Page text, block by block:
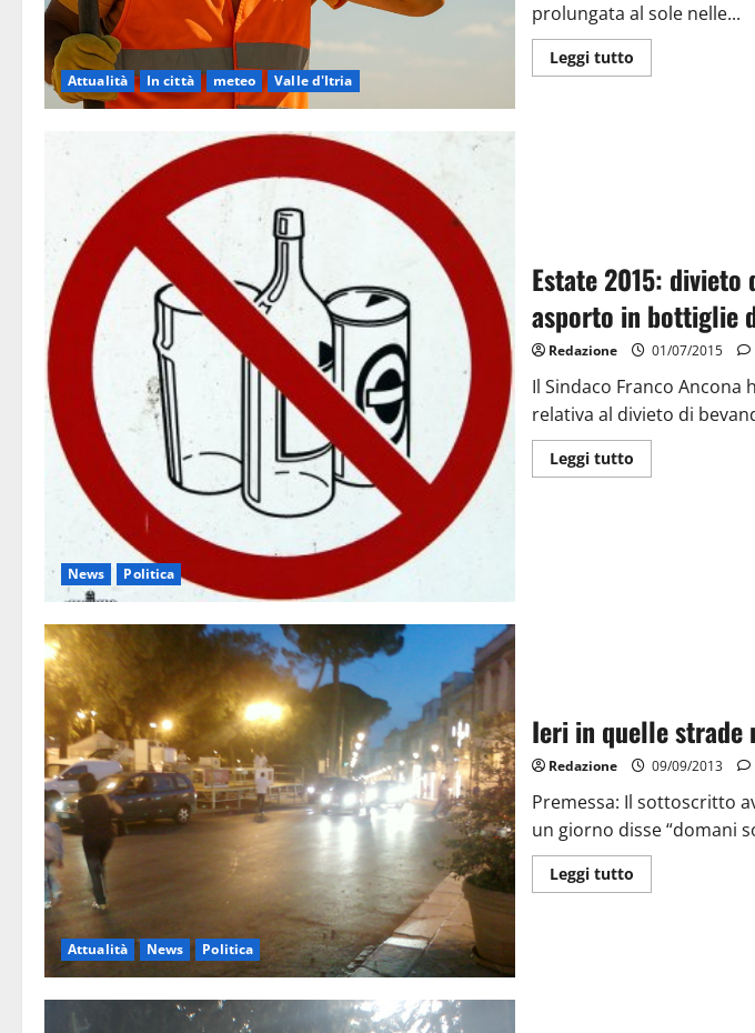
Attualità In città meteo Valle d'Itria
prolungata al sole nelle...
Leggi tutto
News Politica
Estate 2015: divieto
asporto in bottiglie
Redazione 01/07/2015
Il Sindaco Franco
relativa al divieto di
Leggi tutto
Attualità News Politica
Ieri in quelle strade
Redazione 09/09/2013
Premessa: Il sottoscritto
un giorno disse “domani
Leggi tutto